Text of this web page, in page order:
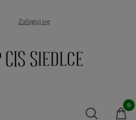
Zaloguj się